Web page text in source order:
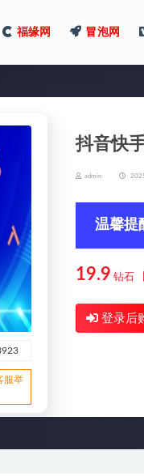
福缘网 冒泡网
服举
抖音快
admin
温馨提
19.9 钻石
登录后